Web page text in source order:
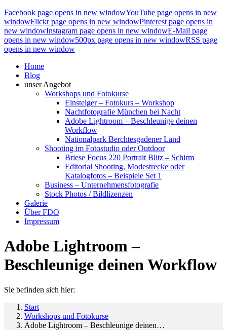
Facebook page opens in new windowYouTube page opens in new
windowFlickr page opens in new windowPinterest page opens in
new windowInstagram page opens in new windowE-Mail page
opens in new window500px page opens in new windowRSS page
opens in new window
Home
Blog
unser Angebot
Workshops und Fotokurse
Einsteiger – Fotokurs – Workshop
Nachtfotografie München bei Nacht
Adobe Lightroom – Beschleunige deinen
Workflow
Nationalpark Berchtesgadener Land
Shooting im Fotostudio oder Outdoor
Briese Focus 220 Portrait Blitz – Schirm
Editorial Shooting, Modestrecke oder
Katalogfotos – Beispiele Set 1
Business – Unternehmensfotografie
Stock Photos / Bildlizenzen
Galerie
Über FDO
Impressum
Adobe Lightroom –
Beschleunige deinen Workflow
Sie befinden sich hier:
Start
Workshops und Fotokurse
Adobe Lightroom – Beschleunige deinen…